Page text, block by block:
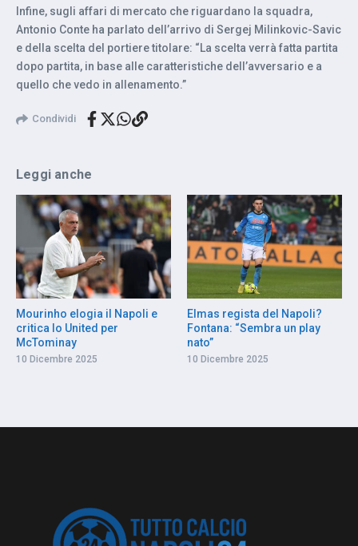
Infine, sugli affari di mercato che riguardano la squadra,
Antonio Conte ha parlato dell’arrivo di Sergej Milinkovic-Savic
e della scelta del portiere titolare: “La scelta verrà fatta partita
dopo partita, in base alle caratteristiche dell’avversario e a
quello che vedo in allenamento.”
Condividi
Leggi anche
Mourinho elogia il Napoli e
critica lo United per
McTominay
10 Dicembre 2025
Elmas regista del Napoli?
Fontana: “Sembra un play
nato”
10 Dicembre 2025